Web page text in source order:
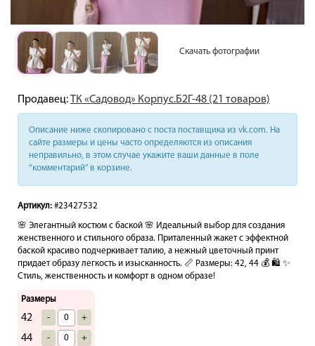
Скачать фотографии
Продавец:ТК «Садовод» Корпус.Б2Г-48 (21 товаров)
Описание ниже скопировано с поста поставщика из vk.com. На
сайте размеры и цены часто определяются из описания
неправильно, в этом случае укажите ваши данные в поле
“комментарий” в корзине.
Артикул: #23427532
🌸 Элегантный костюм с баской 🌸 Идеальный выбор для создания
женственного и стильного образа. Приталенный жакет с эффектной
баской красиво подчеркивает талию, а нежный цветочный принт
придает образу легкость и изысканность. 📏 Размеры: 42, 44 💰 🛍 ✨
Стиль, женственность и комфорт в одном образе!
Размеры
42 - +
44 - +